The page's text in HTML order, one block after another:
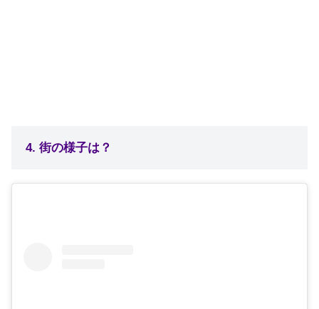
4. 街の様子は？